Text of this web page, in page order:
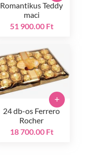
Romantikus Teddy
maci
51 900.00 Ft
24 db-os Ferrero
Rocher
18 700.00 Ft
+